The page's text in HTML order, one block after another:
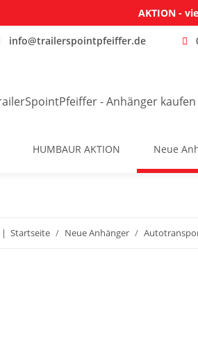
AKTION -
info@trailerspointpfeiffer.de
HUMBAUR AKTION Neue
Startseite Neue Anhänger